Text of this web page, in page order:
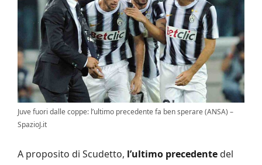
Juve fuori dalle coppe: l’ultimo precedente fa ben sperare (ANSA) –
SpazioJ.it
A proposito di Scudetto, l’ultimo precedente del